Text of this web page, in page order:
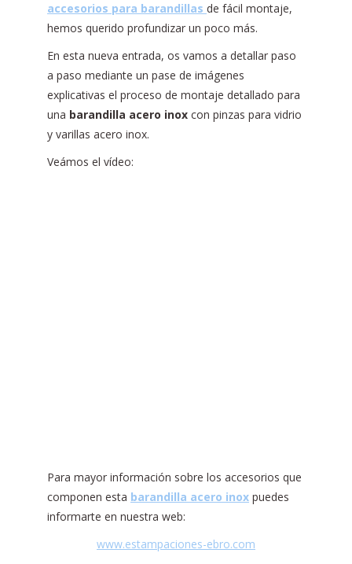
accesorios para barandillas de fácil montaje,
hemos querido profundizar un poco más.
En esta nueva entrada, os vamos a detallar paso
a paso mediante un pase de imágenes
explicativas el proceso de montaje detallado para
una barandilla acero inox con pinzas para vidrio
y varillas acero inox.
Veámos el vídeo:
Para mayor información sobre los accesorios que
componen esta barandilla acero inox puedes
informarte en nuestra web:
www.estampaciones-ebro.com